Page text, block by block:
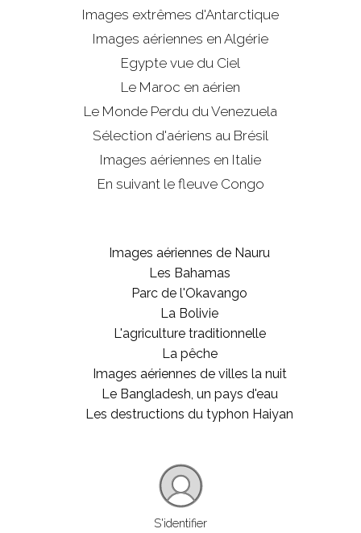
Images extrêmes d'Antarctique
Images aériennes en Algérie
Egypte vue du Ciel
Le Maroc en aérien
Le Monde Perdu du Venezuela
Sélection d'aériens au Brésil
Images aériennes en Italie
En suivant le fleuve Congo
Images aériennes de Nauru
Les Bahamas
Parc de l'Okavango
La Bolivie
L'agriculture traditionnelle
La pêche
Images aériennes de villes la nuit
Le Bangladesh, un pays d'eau
Les destructions du typhon Haiyan
S'identifier